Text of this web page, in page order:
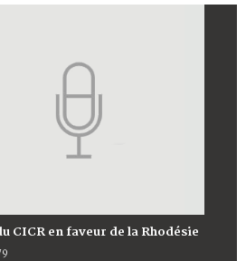
CICR en faveur de la Rhodésie